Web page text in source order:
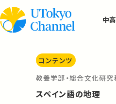
中
コンテンツ
教養学部・総合文化研究
スペイン語の地理